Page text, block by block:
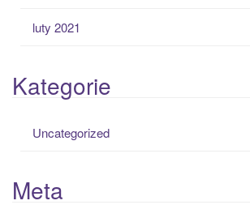
luty 2021
Kategorie
Uncategorized
Meta